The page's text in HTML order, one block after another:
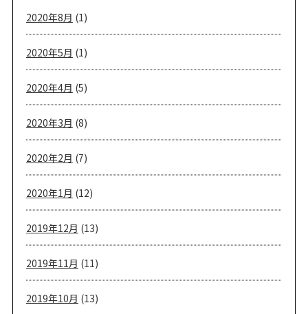
2020年8月 (1)
2020年5月 (1)
2020年4月 (5)
2020年3月 (8)
2020年2月 (7)
2020年1月 (12)
2019年12月 (13)
2019年11月 (11)
2019年10月 (13)